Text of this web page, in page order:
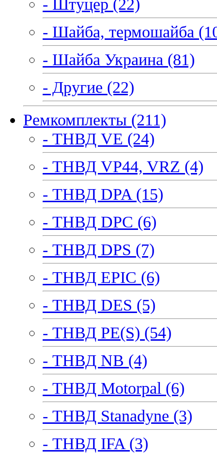
- Шайба, термошайба
- Шайба Украина (81)
- Другие (22)
Ремкомплекты (211)
- ТНВД VE (24)
- ТНВД VP44, VRZ (4)
- ТНВД DPA (15)
- ТНВД DPC (6)
- ТНВД DPS (7)
- ТНВД EPIC (6)
- ТНВД DES (5)
- ТНВД PE(S) (54)
- ТНВД NB (4)
- ТНВД Motorpal (6)
- ТНВД Stanadyne (3)
- ТНВД IFA (3)